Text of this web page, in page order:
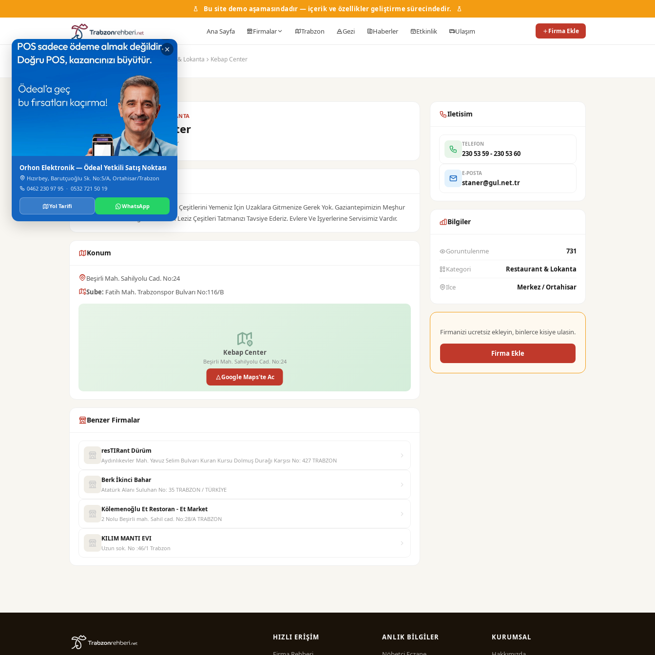
Bu site demo aşamasındadır — içerik ve özellikler geliştirme sürecindedir.
Ana Sayfa Firmalar Trabzon Gezi Haberler Etkinlik Ulaşım Firma Ekle
Ana Sayfa Firma Rehberi Restaurant & Lokanta Kebap Center
RESTAURANT & LOKANTA
Kebap Center
Merkez / Ortahisar
Hakkinda
Artık Kebap-Lahmacun Ve Baklava Çeşitlerini Yemeniz İçin Uzaklara Gitmenize Gerek Yok. Gaziantepimizin Meşhur
Ustalarının Hazırladığı Birbirinden Leziz Çeşitleri Tatmanızı Tavsiye Ederiz. Evlere Ve İşyerlerine Servisimiz Vardır.
Konum
Beşirli Mah. Sahilyolu Cad. No:24
Sube: Fatih Mah. Trabzonspor Bulvarı No:116/B
Kebap Center
Beşirli Mah. Sahilyolu Cad. No:24
Google Maps'te Ac
Benzer Firmalar
resTIRant Dürüm
Aydınlıkevler Mah. Yavuz Selim Bulvarı Kuran Kursu Dolmuş Durağı Karşısı No: 427 TRABZON
Berk İkinci Bahar
Atatürk Alanı Suluhan No: 35 TRABZON / TÜRKİYE
Kölemenoğlu Et Restoran - Et Market
2 Nolu Beşirli mah. Sahil cad. No:28/A TRABZON
KILIM MANTI EVI
Uzun sok. No :46/1 Trabzon
Iletisim
TELEFON
230 53 59 - 230 53 60
E-POSTA
staner@gul.net.tr
Bilgiler
Goruntulenme 731
Kategori Restaurant & Lokanta
Ilce Merkez / Ortahisar
Firmanizi ucretsiz ekleyin, binlerce kisiye ulasin.
Firma Ekle
HIZLI ERIŞIM
ANLIK BILGILER
KURUMSAL
Orhon Elektronik — Ödeal Yetkili Satış Noktası
Hızırbey, Barutçuoğlu Sk. No:5/A, Ortahisar/Trabzon
0462 230 97 95 · 0532 721 50 19
Yol Tarifi WhatsApp